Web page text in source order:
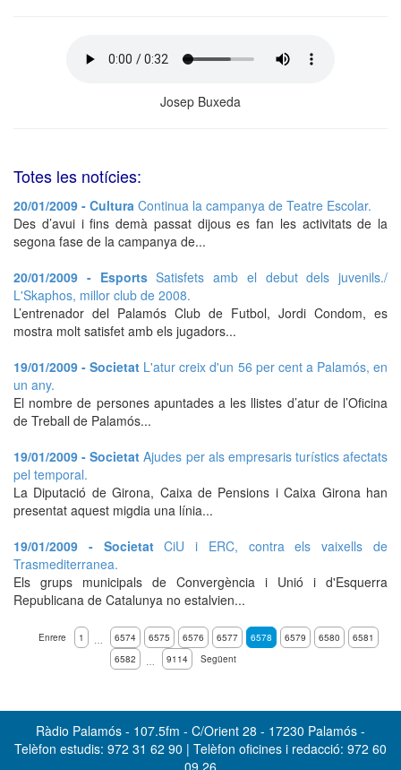
Josep Buxeda
Totes les notícies:
20/01/2009 - Cultura Continua la campanya de Teatre Escolar.
Des d’avui i fins demà passat dijous es fan les activitats de la
segona fase de la campanya de...
20/01/2009 - EsportsSatisfets amb el debut dels juvenils./
L'Skaphos, millor club de 2008.
L’entrenador del Palamós Club de Futbol, Jordi Condom, es
mostra molt satisfet amb els jugadors...
19/01/2009 - Societat L'atur creix d'un 56 per cent a Palamós, en
un any.
El nombre de persones apuntades a les llistes d’atur de l’Oficina
de Treball de Palamós...
19/01/2009 - SocietatAjudes per als empresaris turístics afectats
pel temporal.
La Diputació de Girona, Caixa de Pensions i Caixa Girona han
presentat aquest migdia una línia...
19/01/2009 - SocietatCiU i ERC, contra els vaixells de
Trasmediterranea.
Els grups municipals de Convergència i Unió i d'Esquerra
Republicana de Catalunya no estalvien...
Enrere 1 … 6574 6575 6576 6577 6578 6579 6580
6581
6582
… 9114 Següent
Ràdio Palamós - 107.5fm - C/Orient 28 - 17230 Palamós -
Telèfon estudis: 972 31 62 90 | Telèfon oficines i redacció: 972 60